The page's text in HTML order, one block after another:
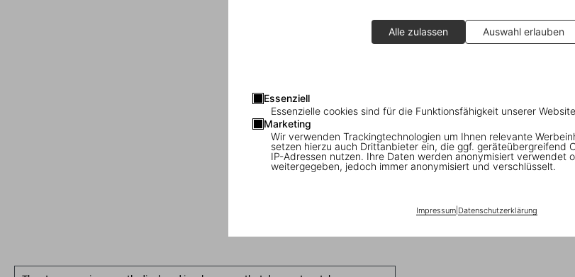
Alle zulassen Auswahl erlauben
Essenziell
Essenzielle cookies sind für die Funktionsfähigkeit unserer
Marketing
Wir verwenden Trackingtechnologien um Ihnen relevante
setzen hierzu auch Drittanbieter ein, die ggf. geräteübergreifend
IP-Adressen nutzen. Ihre Daten werden anonymisiert verwendet
weitergegeben, jedoch immer anonymisiert und verschlüsselt.
Impressum| Datenschutzerklärung